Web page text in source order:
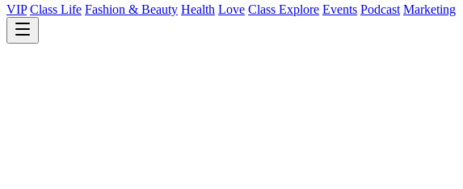
VIP Class Life Fashion & Beauty Health Love Class Explore Events Podcast Marketing